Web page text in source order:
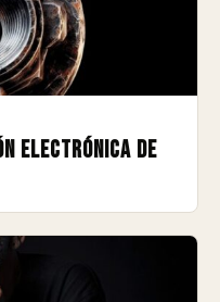
electrónica de